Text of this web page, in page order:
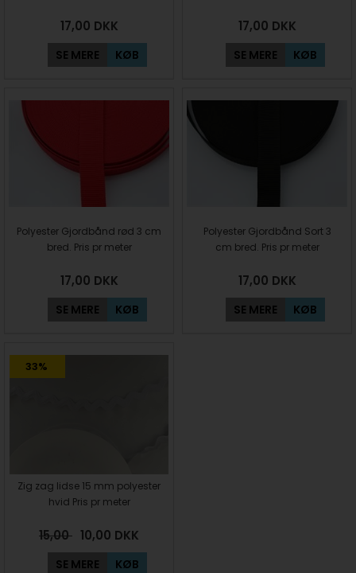
17,00 DKK
SE MERE KØB
17,00 DKK
SE MERE KØB
Polyester Gjordbånd rød 3 cm
bred. Pris pr meter
17,00 DKK
SE MERE KØB
Polyester Gjordbånd Sort 3
cm bred. Pris pr meter
17,00 DKK
SE MERE KØB
33%
Zig zag lidse 15 mm polyester
hvid Pris pr meter
15,00 10,00 DKK
SE MERE KØB